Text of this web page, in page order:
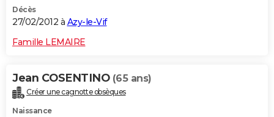
Décès
27/02/2012 à Azy-le-Vif
Famille LEMAIRE
Jean COSENTINO (65 ans)
Créer une cagnotte obsèques
Naissance